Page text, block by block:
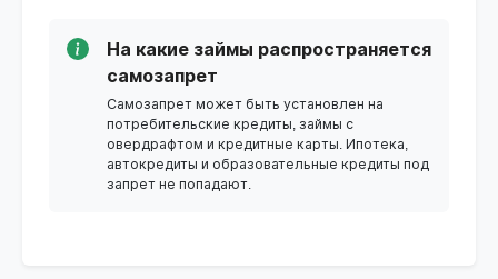
На какие займы распространяется
самозапрет
Самозапрет может быть установлен на
потребительские кредиты, займы с
овердрафтом и кредитные карты. Ипотека,
автокредиты и образовательные кредиты под
запрет не попадают.